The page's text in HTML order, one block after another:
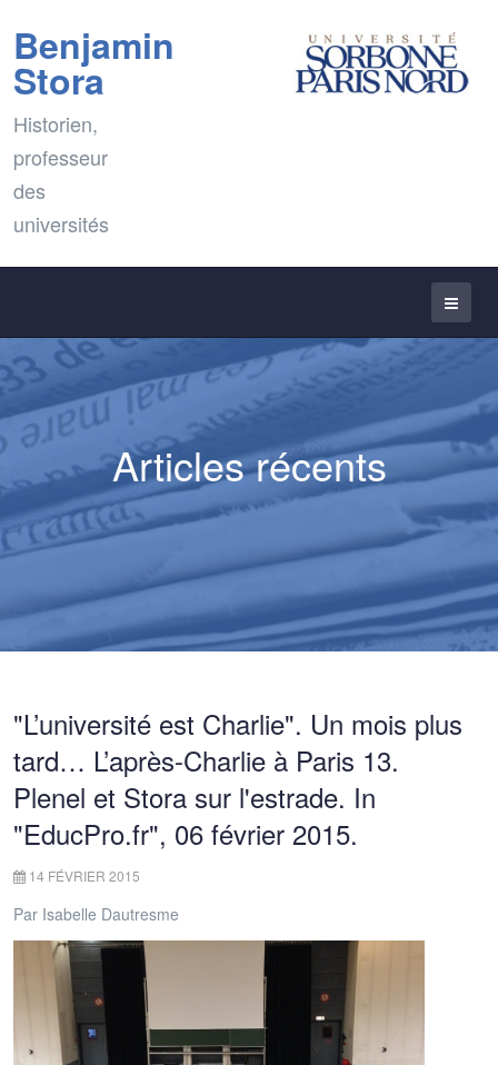
Benjamin
Stora
Historien,
professeur
des
universités
Articles récents
"L’université est Charlie". Un mois plus
tard… L’après-Charlie à Paris 13.
Plenel et Stora sur l'estrade. In
"EducPro.fr", 06 février 2015.
14 FÉVRIER 2015
Par Isabelle Dautresme